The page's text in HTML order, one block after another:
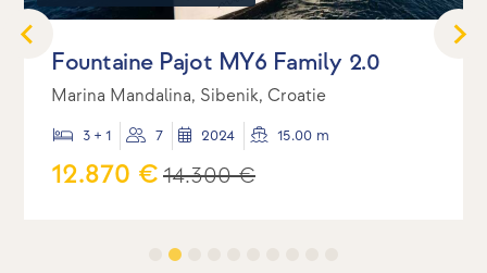
Fountaine Pajot MY6 Family 2.0
Marina Mandalina, Sibenik, Croatie
3 + 1 7 2024 15.00 m
12.870 €14.300 €